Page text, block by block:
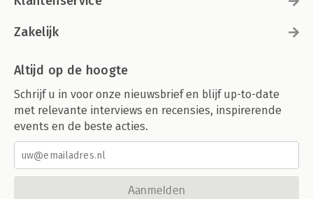
Zakelijk
Altijd op de hoogte
Schrijf u in voor onze nieuwsbrief en blijf up-to-date
met relevante interviews en recensies, inspirerende
events en de beste acties.
Aanmelden